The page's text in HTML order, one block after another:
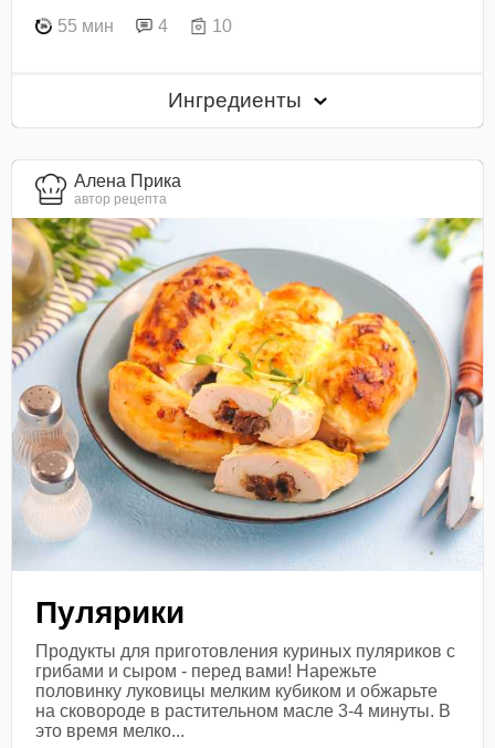
55 мин 4 10
Ингредиенты
Алена Прика
автор рецепта
Пулярики
Продукты для приготовления куриных пуляриков с
грибами и сыром - перед вами! Нарежьте
половинку луковицы мелким кубиком и обжарьте
на сковороде в растительном масле 3-4 минуты. В
это время мелко...